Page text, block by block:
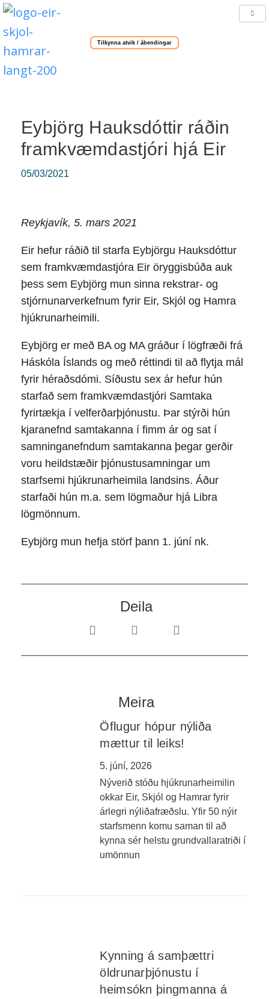
Tilkynna atvik / ábendingar
Eybjörg Hauksdóttir ráðin
framkvæmdastjóri hjá Eir
05/03/2021
Reykjavík, 5. mars 2021
Eir hefur ráðið til starfa Eybjörgu Hauksdóttur
sem framkvæmdastjóra Eir öryggisbúða auk
þess sem Eybjörg mun sinna rekstrar- og
stjórnunarverkefnum fyrir Eir, Skjól og Hamra
hjúkrunarheimili.
Eybjörg er með BA og MA gráður í lögfræði frá
Háskóla Íslands og með réttindi til að flytja mál
fyrir héraðsdómi. Síðustu sex ár hefur hún
starfað sem framkvæmdastjóri Samtaka
fyrirtækja í velferðarþjónustu. Þar stýrði hún
kjaranefnd samtakanna í fimm ár og sat í
samninganefndum samtakanna þegar gerðir
voru heildstæðir þjónustusamningar um
starfsemi hjúkrunarheimila landsins. Áður
starfaði hún m.a. sem lögmaður hjá Libra
lögmönnum.
Eybjörg mun hefja störf þann 1. júní nk.
Deila
Meira
Öflugur hópur nýliða
mættur til leiks!
5. júní, 2026
Nýverið stóðu hjúkrunarheimilin
okkar Eir, Skjól og Hamrar fyrir
árlegri nýliðafræðslu. Yfir 50 nýir
starfsmenn komu saman til að
kynna sér helstu grundvallaratriði í
umönnun
Kynning á samþættri
öldrunarþjónustu í
heimsókn þingmanna á